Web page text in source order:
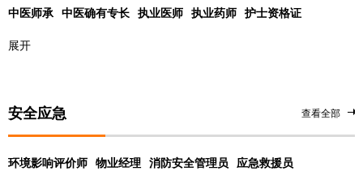
中医师承 中医确有专长 执业医师 执业药师 护士资格证
展开
安全应急 查看全部
环境影响评价师 物业经理 消防安全管理员
应急救援员